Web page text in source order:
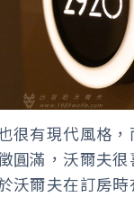
很有現代風格
圓滿，沃爾夫
沃爾夫在訂房